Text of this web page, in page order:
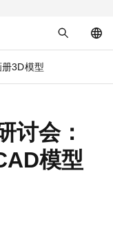
册3D模型
讨会：
模型